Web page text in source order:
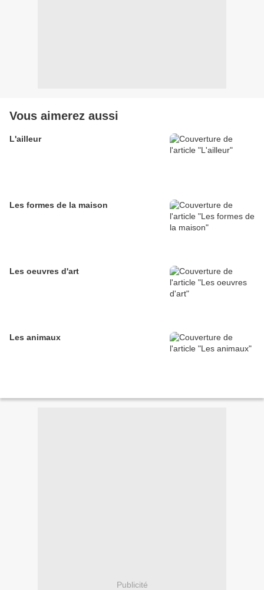
Vous aimerez aussi
L'ailleur
Les formes de la maison
Les oeuvres d'art
Les animaux
Publicité